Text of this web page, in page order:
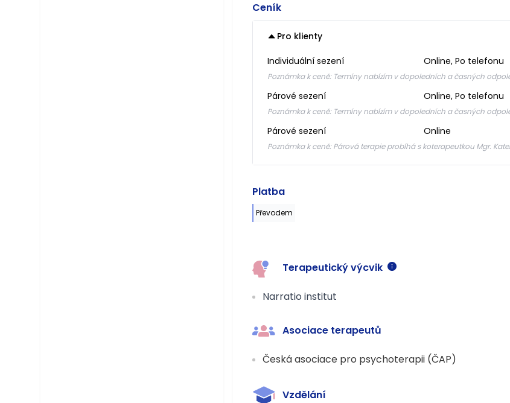
Ceník
Pro klienty
Individuální sezení Online, Po telefonu
Poznámka k ceně: Termíny nabízím v dopoledních a časných
Párové sezení Online, Po telefonu
Poznámka k ceně: Termíny nabízím v dopoledních a časných
Párové sezení Online
Poznámka k ceně: Párová terapie probíhá s koterapeutkou Mgr.
Platba
Převodem
Terapeutický výcvik
Narratio institut
Asociace terapeutů
Česká asociace pro psychoterapii (ČAP)
Vzdělání